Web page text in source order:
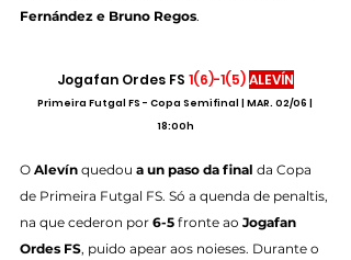
Fernández e Bruno Regos.
Jogafan Ordes FS 1(6)-1(5)ALEVÍN
Primeira Futgal FS - Copa Semifinal | MAR. 02/06 |
18:00h
O Alevín quedou a un paso da final da Copa
de Primeira Futgal FS. Só a quenda de penaltis,
na que cederon por 6-5 fronte ao Jogafan
Ordes FS, puido apear aos noieses. Durante o